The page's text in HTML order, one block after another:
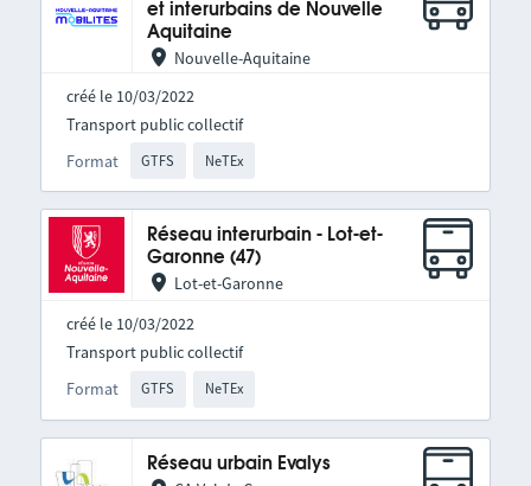
et interurbains de Nouvelle
Aquitaine
Nouvelle-Aquitaine
créé le 10/03/2022
Format GTFS NeTEx
Transport public collectif
Réseau interurbain - Lot-et-
Garonne (47)
Lot-et-Garonne
créé le 10/03/2022
Format GTFS NeTEx
Transport public collectif
Réseau urbain Evalys